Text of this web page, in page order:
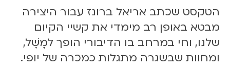
הטקסט שכתב אריאל ברונז עבור היצירה
מבטא באופן רב מימדי את קשיי הקיום
שלנו, וחי במרחב בו הדיבורי הופך למָשָׁל,
ומחוות שבשגרה מתגלות כמכרה של יופי.